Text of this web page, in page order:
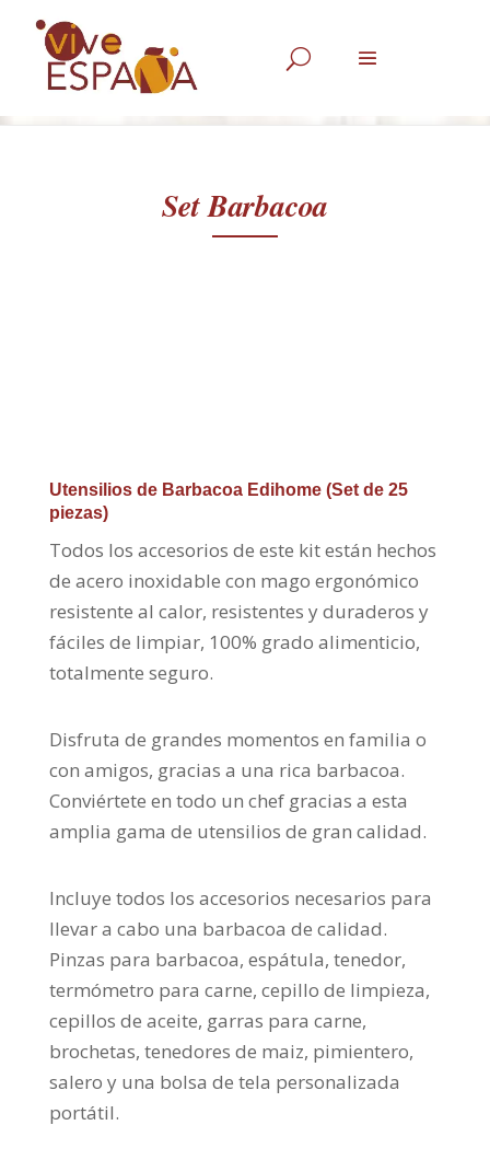
U
Set Barbacoa
Utensilios de Barbacoa Edihome (Set de 25
piezas)
Todos los accesorios de este kit están hechos
de acero inoxidable con mago ergonómico
resistente al calor, resistentes y duraderos y
fáciles de limpiar, 100% grado alimenticio,
totalmente seguro.
Disfruta de grandes momentos en familia o
con amigos, gracias a una rica barbacoa.
Conviértete en todo un chef gracias a esta
amplia gama de utensilios de gran calidad.
Incluye todos los accesorios necesarios para
llevar a cabo una barbacoa de calidad.
Pinzas para barbacoa, espátula, tenedor,
termómetro para carne, cepillo de limpieza,
cepillos de aceite, garras para carne,
brochetas, tenedores de maiz, pimientero,
salero y una bolsa de tela personalizada
portátil.